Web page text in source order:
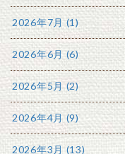
2026年7月 (1)
2026年6月 (6)
2026年5月 (2)
2026年4月 (9)
2026年3月 (13)